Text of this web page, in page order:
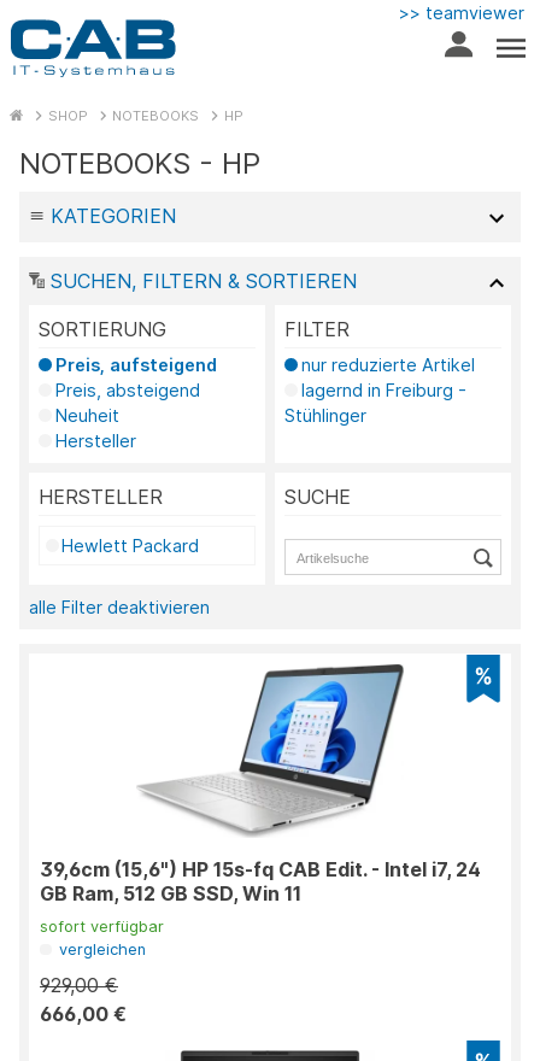
>> teamviewer
SHOP NOTEBOOKS HP
NOTEBOOKS - HP
KATEGORIEN
SUCHEN, FILTERN & SORTIEREN
SORTIERUNG
Preis, aufsteigend
Preis, absteigend
Neuheit
Hersteller
FILTER
nur reduzierte Artikel
lagernd in Freiburg -
Stühlinger
HERSTELLER
Hewlett Packard
SUCHE
alle Filter deaktivieren
39,6cm (15,6") HP 15s-fq CAB Edit. - Intel i7, 24
GB Ram, 512 GB SSD, Win 11
sofort verfügbar
vergleichen
929,00 €
666,00 €